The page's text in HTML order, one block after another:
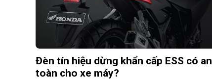
Đèn tín hiệu dừng khẩn cấp ESS có an
toàn cho xe máy?